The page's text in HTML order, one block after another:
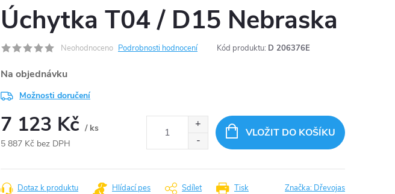
Úchytka T04 / D15 Nebraska
Neohodnoceno Podrobnosti hodnocení Kód produktu: D 206376E
Na objednávku
Možnosti doručení
7 123 Kč / ks
5 887 Kč bez DPH
cena:
VLOŽIT DO KOŠÍKU
Tisk
Dotaz k produktu Hlídací pes Sdílet Značka: Dřevojas